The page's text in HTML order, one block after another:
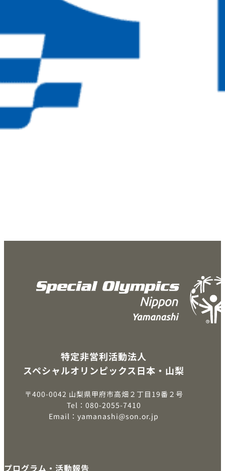
特定非営利活動法人
スペシャルオリンピックス日本・山梨
〒400-0042 山梨県甲府市高畑２丁目19番２号
Tel：080-2055-7410
Email：yamanashi@son.or.jp
プログラム・活動報告